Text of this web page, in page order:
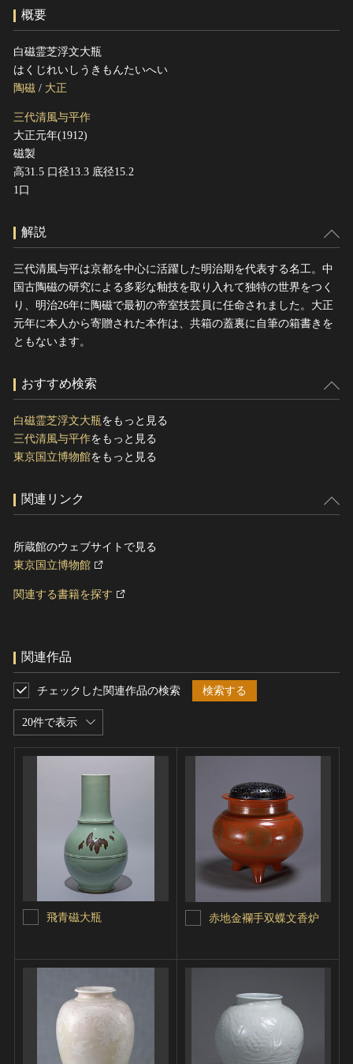
文化遺産データベース
国指定文化財等データベース
概要
白磁霊芝浮文大瓶
はくじれいしうきもんたいへい
陶磁 / 大正
三代清風与平作
大正元年(1912)
磁製
高31.5 口径13.3 底径15.2
1口
解説
三代清風与平は京都を中心に活躍した明治期を代表する名工。中
国古陶磁の研究による多彩な釉技を取り入れて独特の世界をつく
り、明治26年に陶磁で最初の帝室技芸員に任命されました。大正
元年に本人から寄贈された本作は、共箱の蓋裏に自筆の箱書きを
ともないます。
おすすめ検索
白磁霊芝浮文大瓶 をもっと見る
三代清風与平作をもっと見る
東京国立博物館をもっと見る
関連リンク
所蔵館のウェブサイトで見る
東京国立博物館
関連する書籍を探す
関連作品
20件で表示
チェックした関連作品の検索 検索する
飛青磁大瓶 赤地金襴手双蝶文香炉